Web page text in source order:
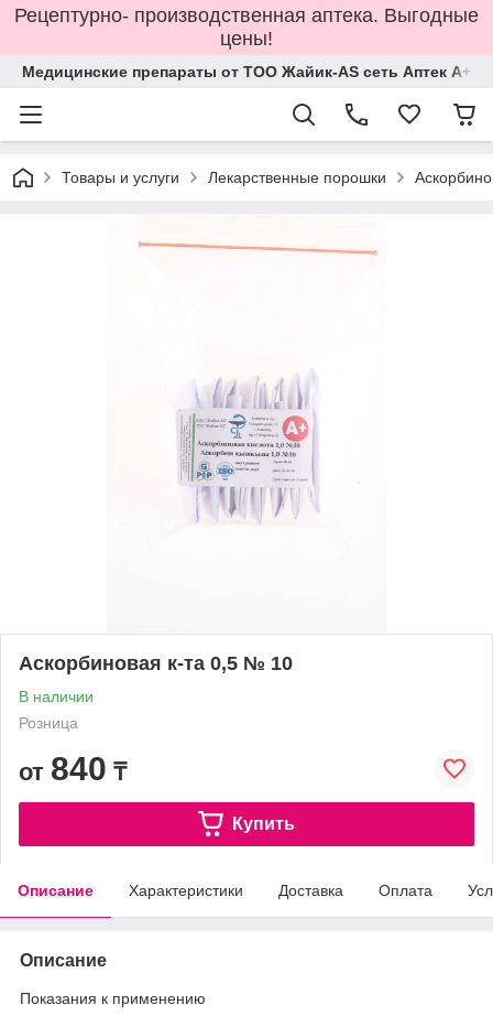
Рецептурно- производственная аптека. Выгодные
цены!
Медицинские препараты от ТОО Жайик-AS сеть Аптек А+
Товары и услуги Лекарственные порошки
Аскорбиновая к-та 0,5 № 10
В наличии
Розница
от 840 ₸
Купить
Описание Характеристики Доставка Оплата
Описание
Показания к применению